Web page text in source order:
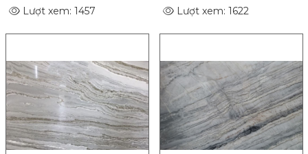
Lượt xem: 1457 Lượt xem: 1622